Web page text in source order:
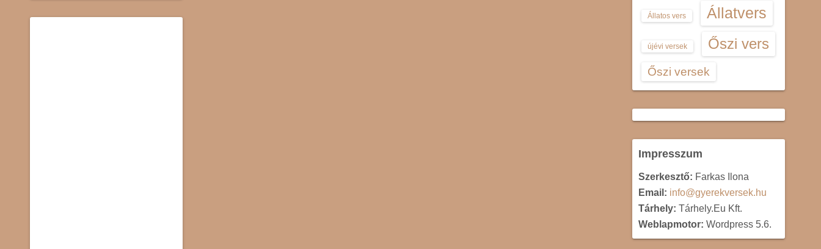
Állatos vers Állatvers
újévi versek Őszi vers
Őszi versek
Impresszum
Szerkesztő: Farkas Ilona
Email: info@gyerekversek.hu
Tárhely: Tárhely.Eu Kft.
Weblapmotor: Wordpress 5.6.